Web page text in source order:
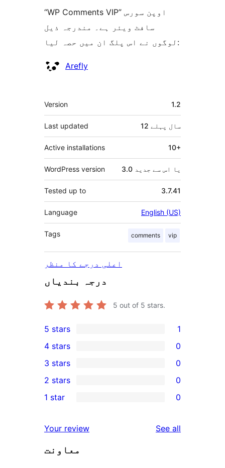
“WP Comments VIP” اوپن سورس
سافٹ ویئر ہے۔ مندرجہ ذیل
لوگوں نے اس پلگ ان میں حصہ لیا:
شراکتArefly
میٹا
Version 1.2
Last updated 12 سال پہلے
Active installations 10+
WordPress version 3.0 یا اس سے جدید
Tested up to 3.7.41
Language English (US)
Tags comments vip
اعلی درجے کا منظر
درجہ بندیاں
5 out of 5 stars.
1
5-
star
review
5 stars 1
4-
star
reviews
4 stars 0
0
3-
star
3 stars 0
2-
reviews
2 stars 0
star
reviews
1 star 0
Your review See all
معاونت